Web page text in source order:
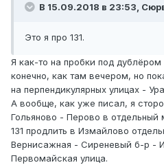
В 15.09.2018 в 23:53,
Это я про 131.
Я как-то на пробки под
конечно, как там вечером, но
на перпендикулярных улицах -
А вообще, как уже писал, я
Гольяново - Перово в
131 продлить в Измайлово
Вернисажная - Сиреневый б-р -
Первомайская улица.